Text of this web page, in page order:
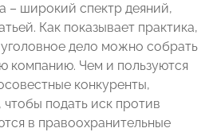
– широкий спектр деяний,
Как показывает практика,
дело можно собрать
компанию. Чем и пользуются
конкуренты,
подать иск против
в правоохранительные